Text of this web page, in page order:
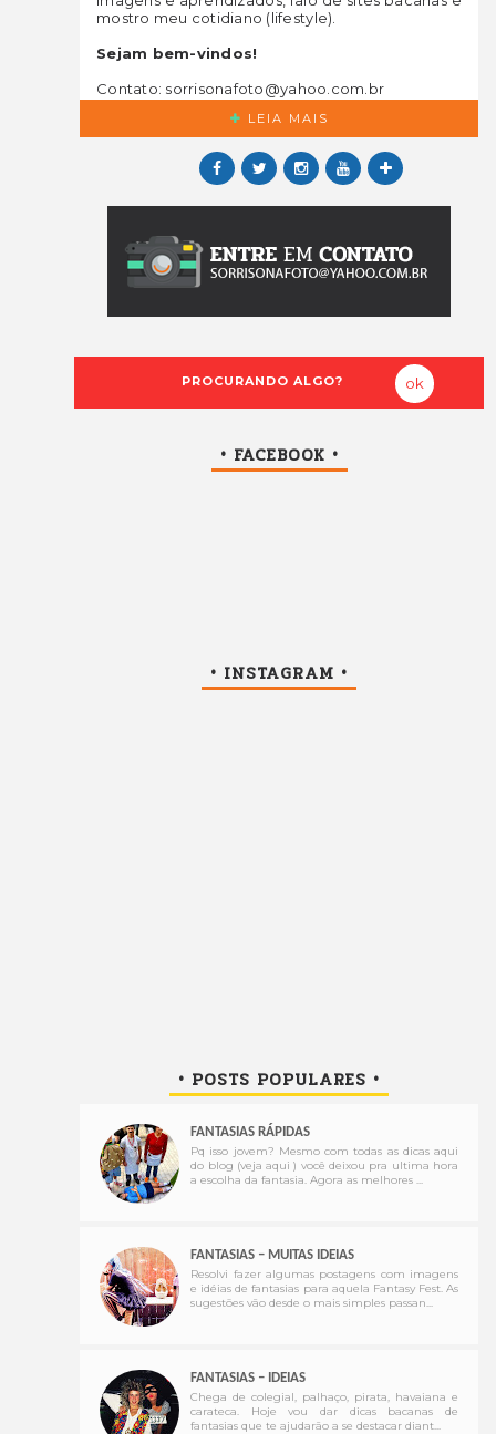
mostro meu cotidiano (lifestyle).
Sejam bem-vindos!
Contato: sorrisonafoto@yahoo.com.br
LEIA MAIS
• FACEBOOK •
• INSTAGRAM •
• POSTS POPULARES •
FANTASIAS RÁPIDAS
Pq isso jovem? Mesmo com todas as dicas aqui
do blog (veja aqui ) você deixou pra ultima hora
a escolha da fantasia. Agora as melhores ...
FANTASIAS – MUITAS IDEIAS
Resolvi fazer algumas postagens com imagens
e idéias de fantasias para aquela Fantasy Fest. As
sugestões vão desde o mais simples passan...
FANTASIAS – IDEIAS
Chega de colegial, palhaço, pirata, havaiana e
carateca. Hoje vou dar dicas bacanas de
fantasias que te ajudarão a se destacar diant...